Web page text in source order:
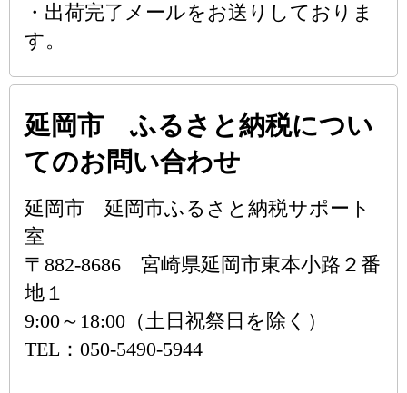
・出荷完了メールをお送りしておりま
す。
延岡市 ふるさと納税につい
てのお問い合わせ
延岡市 延岡市ふるさと納税サポート
室
〒882-8686 宮崎県延岡市東本小路２番
地１
9:00～18:00（土日祝祭日を除く）
TEL：050-5490-5944